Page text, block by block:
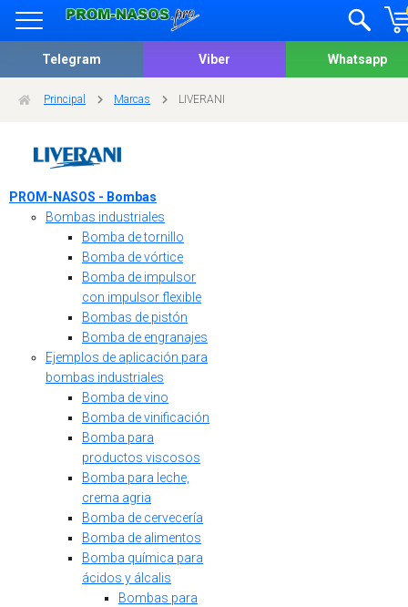
Telegram Viber Whatsapp
Principal Marcas LIVERANI
PROM-NASOS - Bombas
Bombas industriales
Bomba de tornillo
Bomba de vórtice
Bomba de impulsor
con impulsor flexible
Bombas de pistón
Bomba de engranajes
Ejemplos de aplicación para
bombas industriales
Bomba de vino
Bomba de vinificación
Bomba para
productos viscosos
Bomba para leche,
crema agria
Bomba de cervecería
Bomba de alimentos
Bomba química para
ácidos y álcalis
Bombas para